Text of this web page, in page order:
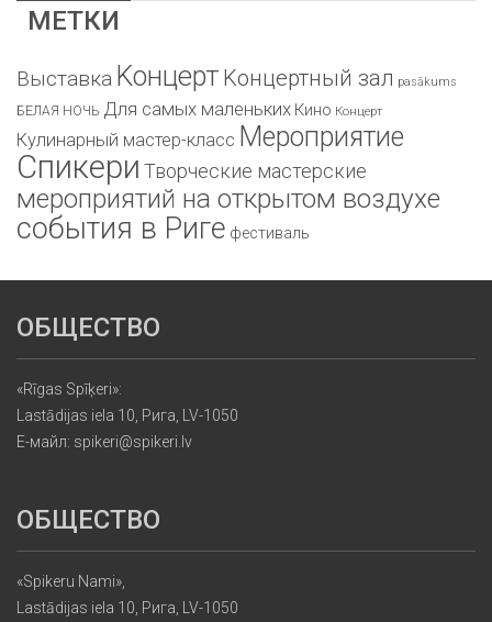
МЕТКИ
Bыставка Kонцерт Kонцертный зал pasākums
БЕЛАЯ НОЧЬ Для самых маленьких Кино Концерт
Кулинарный мастер-класс Мероприятие
Спикери Творческие мастерские
мероприятий на открытом воздухе
события в Риге фестиваль
ОБЩЕСТВО
«Rīgas Spīķeri»:
Lastādijas iela 10, Рига, LV-1050
Е-майл: spikeri@spikeri.lv
ОБЩЕСТВО
«Spikeru Nami»,
Lastādijas iela 10, Рига, LV-1050